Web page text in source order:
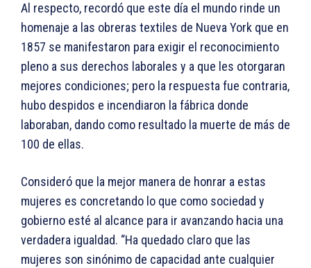
Al respecto, recordó que este día el mundo rinde un
homenaje a las obreras textiles de Nueva York que en
1857 se manifestaron para exigir el reconocimiento
pleno a sus derechos laborales y a que les otorgaran
mejores condiciones; pero la respuesta fue contraria,
hubo despidos e incendiaron la fábrica donde
laboraban, dando como resultado la muerte de más de
100 de ellas.
Consideró que la mejor manera de honrar a estas
mujeres es concretando lo que como sociedad y
gobierno esté al alcance para ir avanzando hacia una
verdadera igualdad. “Ha quedado claro que las
mujeres son sinónimo de capacidad ante cualquier